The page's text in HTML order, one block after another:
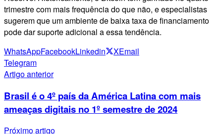
trimestre com mais frequência do que não, e especialistas
sugerem que um ambiente de baixa taxa de financiamento
pode dar suporte adicional a essa tendência.
WhatsAppFacebookLinkedin XEmail
Telegram
Artigo anterior
Brasil é o 4º país da América Latina com mais
ameaças digitais no 1º semestre de 2024
Próximo artigo